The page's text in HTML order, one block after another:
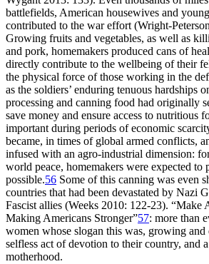
battlefields, American housewives and
contributed to the war effort (Wright-
Growing fruits and vegetables, as well as
and pork, homemakers produced cans of
directly contribute to the wellbeing of their
the physical force of those working in the
as the soldiers’ enduring tenuous hardships
processing and canning food had originally
save money and ensure access to nutritious
important during periods of economic
became, in times of global armed conflicts,
infused with an agro-industrial dimension:
world peace, homemakers were expected to
possible.56 Some of this canning was even
countries that had been devastated by Nazi
Fascist allies (Weeks 2010: 122-23). “Make
Making Americans Stronger”57: more than
women whose slogan this was, growing and
selfless act of devotion to their country, and
motherhood.